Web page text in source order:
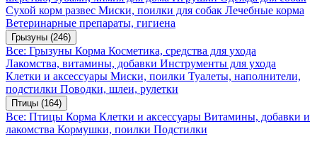
Сухой корм развес Миски, поилки для собак Лечебные корма
Ветеринарные препараты, гигиена
Грызуны (246)
Все: Грызуны Корма Косметика, средства для ухода
Лакомства, витамины, добавки Инструменты для ухода
Клетки и аксессуары Миски, поилки Туалеты, наполнители,
подстилки Поводки, шлеи, рулетки
Птицы (164)
Все: Птицы Корма Клетки и аксессуары Витамины, добавки и
лакомства Кормушки, поилки Подстилки